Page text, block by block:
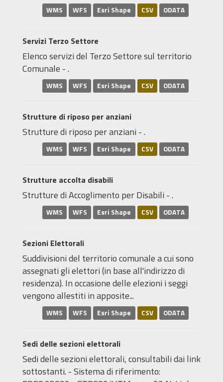
WMS WFS Esri Shape CSV ODATA
Servizi Terzo Settore
Elenco servizi del Terzo Settore sul territorio
Comunale - .
WMS WFS Esri Shape CSV ODATA
Strutture di riposo per anziani
Strutture di riposo per anziani - .
WMS WFS Esri Shape CSV ODATA
Strutture accolta disabili
Strutture di Accoglimento per Disabili - .
WMS WFS Esri Shape CSV ODATA
Sezioni Elettorali
Suddivisioni del territorio comunale a cui sono
assegnati gli elettori (in base all'indirizzo di
residenza). In occasione delle elezioni i seggi
vengono allestiti in apposite...
WMS WFS Esri Shape CSV ODATA
Sedi delle sezioni elettorali
Sedi delle sezioni elettorali, consultabili dai link
sottostanti. - Sistema di riferimento: